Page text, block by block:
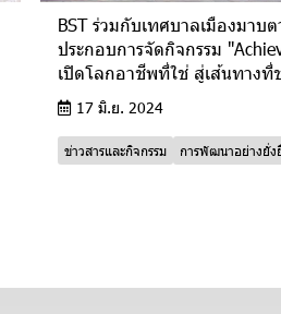
BST ร่วมกับเทศบาลเมืองมาบ
ประกอบการจัดกิจกรรม
เปิดโลกอาชีพที่ใช่ สู่เส้นทางที่
17 มิ.ย. 2024
ข่าวสารและกิจกรรม การพัฒนาอย่างยั่ง